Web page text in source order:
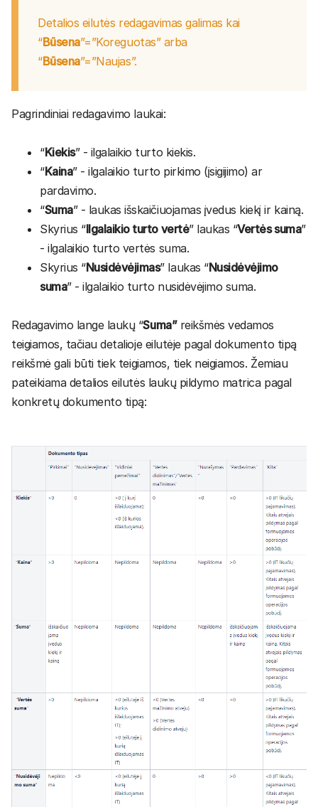
Detalios eilutės redagavimas galimas kai
“Būsena”=”Koreguotas” arba
“Būsena”=”Naujas”.
Pagrindiniai redagavimo laukai:
“Kiekis” - ilgalaikio turto kiekis.
“Kaina” - ilgalaikio turto pirkimo (įsigijimo) ar
pardavimo.
“Suma” - laukas išskaičiuojamas įvedus kiekį ir kainą.
Skyrius “Ilgalaikio turto vertė” laukas “Vertės suma”
- ilgalaikio turto vertės suma.
Skyrius “Nusidėvėjimas” laukas “Nusidėvėjimo
suma” - ilgalaikio turto nusidėvėjimo suma.
Redagavimo lange laukų “Suma”reikšmės vedamos
teigiamos, tačiau detalioje eilutėje pagal dokumento tipą
reikšmė gali būti tiek teigiamos, tiek neigiamos. Žemiau
pateikiama detalios eilutės laukų pildymo matrica pagal
konkretų dokumento tipą: